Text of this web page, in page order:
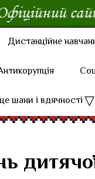
Дистанційне
шани і вдячності